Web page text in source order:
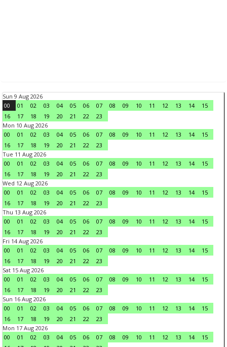
Sun 9 Aug 2026
00
01 02 03 04 05 06 07 08 09 10 11 12 13 14
15
16
17 18 19 20 21 22
23
Mon 10 Aug 2026
00
01 02 03 04 05 06 07 08 09 10 11 12 13 14
15
16
17 18 19 20 21 22
23
Tue 11 Aug 2026
00
01 02 03 04 05 06 07 08 09 10 11 12 13 14
15
16
17 18 19 20 21 22
23
Wed 12 Aug 2026
00
01 02 03 04 05 06 07 08 09 10 11 12 13 14
15
16
17 18 19 20 21 22
23
Thu 13 Aug 2026
00
01 02 03 04 05 06 07 08 09 10 11 12 13 14
15
16
17 18 19 20 21 22
23
Fri 14 Aug 2026
00
01 02 03 04 05 06 07 08 09 10 11 12 13 14
15
16
17 18 19 20 21 22
23
Sat 15 Aug 2026
00
01 02 03 04 05 06 07 08 09 10 11 12 13 14
15
16
17 18 19 20 21 22
23
Sun 16 Aug 2026
00
01 02 03 04 05 06 07 08 09 10 11 12 13 14
15
16
17 18 19 20 21 22
23
Mon 17 Aug 2026
00
01 02 03 04 05 06 07 08 09 10 11 12 13 14
15